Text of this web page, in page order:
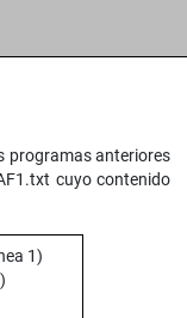
programas anteriores
cuyo contenido
1)